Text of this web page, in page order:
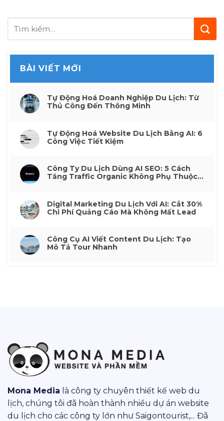
BÀI VIẾT MỚI
Tự Động Hoá Doanh Nghiệp Du Lịch: Từ
Thủ Công Đến Thông Minh
Tự Động Hoá Website Du Lịch Bằng AI: 6
Công Việc Tiết Kiệm
Công Ty Du Lịch Dùng AI SEO: 5 Cách
Tăng Traffic Organic Không Phụ Thuộc
Quảng Cáo
Digital Marketing Du Lịch Với AI: Cắt 30%
Chi Phí Quảng Cáo Mà Không Mất Lead
Công Cụ AI Viết Content Du Lịch: Tạo
Mô Tả Tour Nhanh
Mona Media là công ty chuyên thiết kế web du
lịch, chúng tôi đã hoàn thành nhiều dự án website
du lịch cho các công ty lớn như Saigontourist,... Đã